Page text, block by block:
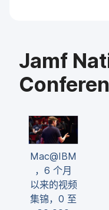
Jamf
Mac@IBM
，6个​月​
以来​的​视频​
集锦，0 至